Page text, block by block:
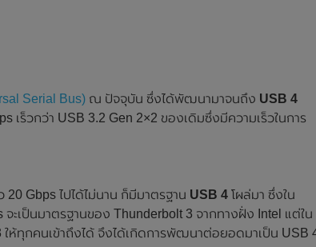
Serial Bus) ณ ปัจจุบัน ซึ่งได้พัฒนามาจนถึง USB 4
เร็วกว่า USB 3.2 Gen 2×2 ของเดิมซึ่งมีความเร็วในการ
Gbps ไปได้ไม่นาน ก็มีมาตรฐาน USB 4 โผล่มา ซึ่งใน
ะเป็นมาตรฐานของ Thunderbolt 3 จากทางฝั่ง Intel แต่ใน
ห้ทุกคนเข้าถึงได้ จึงได้เกิดการพัฒนาต่อยอดมาเป็น USB